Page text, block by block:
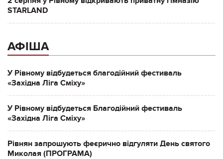
STARLAND
АФІША
У Рівному відбудеться благодійний фестиваль
«Західна Ліга Сміху»
У Рівному відбудеться Благодійний фестиваль
«Західна Ліга Сміху»
Рівнян запрошують феєрично відгуляти День святого
Миколая (ПРОГРАМА)